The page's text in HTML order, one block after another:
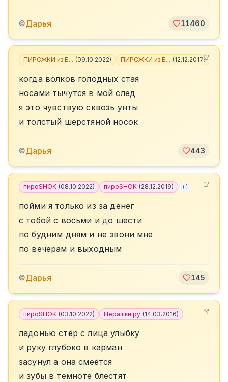
©Дарья 11460
ПИРОЖКИ из Б... (09.10.2022) ПИРОЖКИ из Б... (12.12.2017)
когда волков голодных стая
носами тычутся в мой след
я это чувствую сквозь унты
и толстый шерстяной носок
©Дарья 443
пироSHOK (08.10.2022) пироSHOK (28.12.2019) +1
пойми я только из за денег
с тобой с восьми и до шести
по будним дням и не звони мне
по вечерам и выходным
©Дарья 145
пироSHOK (03.10.2022) Перашки.ру (14.03.2016)
ладонью стёр с лица улыбку
и руку глубоко в карман
засунул а она смеётся
и зубы в темноте блестят